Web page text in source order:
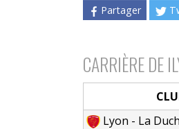
Partager
CARRIÈRE DE
Lyon - La